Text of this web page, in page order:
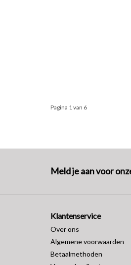
Pagina 1 van 6
Meld je aan voor
Klantenservice
Over ons
Algemene voorwaarden
Betaalmethoden